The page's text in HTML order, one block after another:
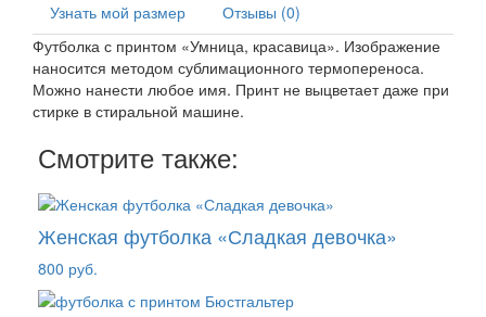
Узнать мой размер
Отзывы (0)
Футболка с принтом «Умница, красавица». Изображение
наносится методом сублимационного термопереноса.
Можно нанести любое имя. Принт не выцветает даже при
стирке в стиральной машине.
Смотрите также:
Женская футболка «Сладкая девочка»
800 руб.